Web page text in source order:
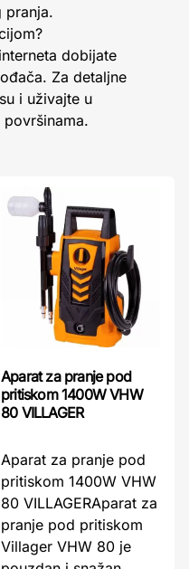
pranja.
dobijate
Za detaljne
i uživajte u
Aparat za pranje pod
pritiskom 1400W VHW
80 VILLAGER
Aparat za pranje pod
pritiskom 1400W VHW
80 VILLAGERAparat za
pranje pod pritiskom
Villager VHW 80 je